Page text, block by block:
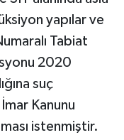
yapılar ve
Tabiat
2020
suç
Kanunu
istenmiştir.